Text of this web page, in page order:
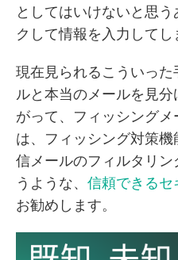
としてはいけないと思
クして情報を入力してし
現在見られるこういっ
ルと本当のメールを見
がって、フィッシング
は、フィッシング対策
信メールのフィルタリ
うような、 信頼できるセ
お勧めします。